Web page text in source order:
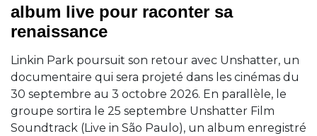
album live pour raconter sa
renaissance
Linkin Park poursuit son retour avec Unshatter, un
documentaire qui sera projeté dans les cinémas du
30 septembre au 3 octobre 2026. En parallèle, le
groupe sortira le 25 septembre Unshatter Film
Soundtrack (Live in São Paulo), un album enregistré